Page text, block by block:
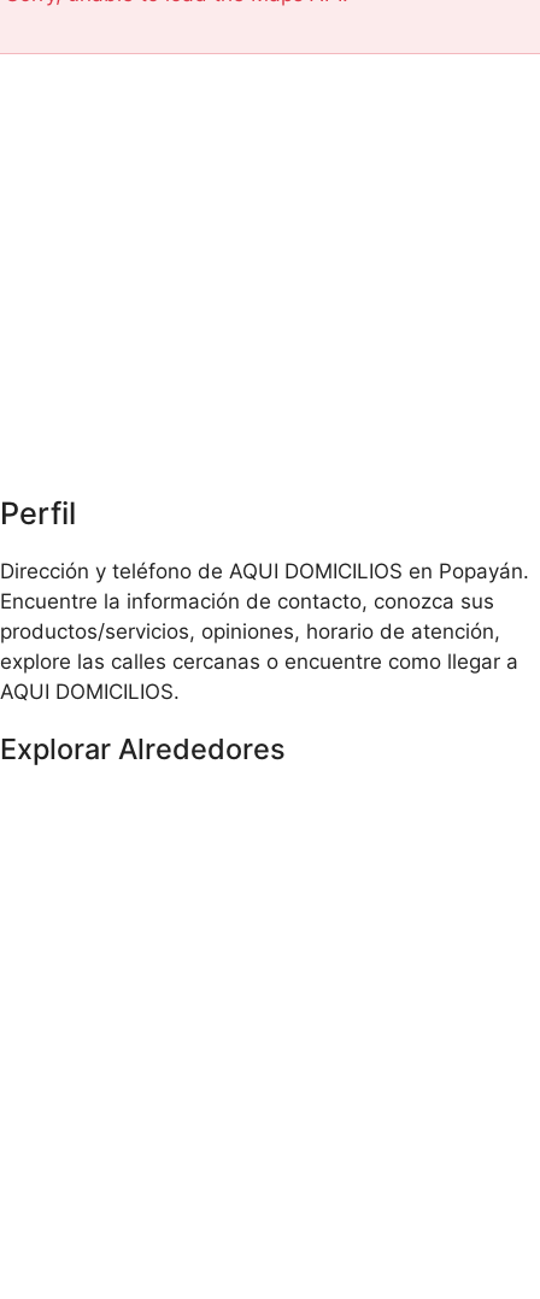
Perfil
Dirección y teléfono de AQUI DOMICILIOS en Popayán.
Encuentre la información de contacto, conozca sus
productos/servicios, opiniones, horario de atención,
explore las calles cercanas o encuentre como llegar a
AQUI DOMICILIOS.
Explorar Alrededores